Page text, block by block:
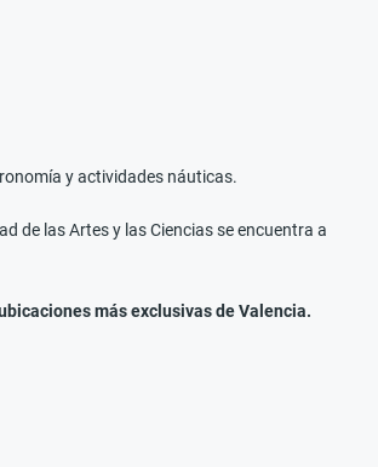
y actividades náuticas.
de las Artes y las Ciencias se encuentra a
más exclusivas de Valencia.